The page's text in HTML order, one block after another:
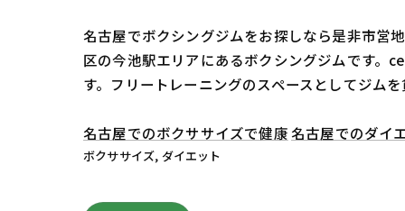
名古屋でボクシングジムをお探しなら是非市営
区の今池駅エリアにあるボクシングジムです。
す。フリートレーニングのスペースとしてジム
名古屋でのボクササイズで健康 名古屋でのダイ
ボクササイズ ダイエット